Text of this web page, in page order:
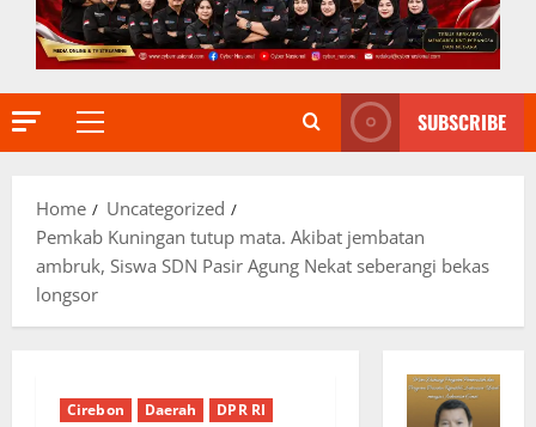
Primary
SUBSCRIBE
Home
Uncategorized
Pemkab Kuningan tutup mata. Akibat jembatan
ambruk, Siswa SDN Pasir Agung Nekat seberangi bekas
longsor
Cirebon Daerah
DPR RI